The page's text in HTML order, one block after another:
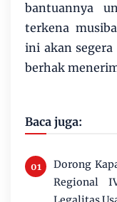
bantuannya
terkena
ini akan
berhak
Baca juga:
Dorong
Regional